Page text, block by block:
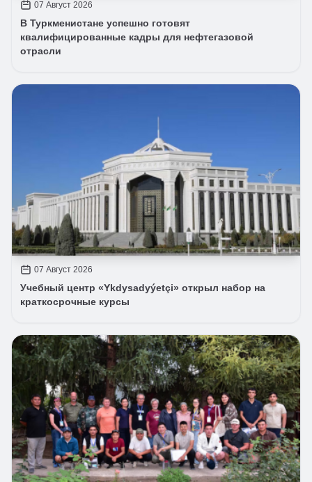
07 Август 2026
В Туркменистане успешно готовят
квалифицированные кадры для нефтегазовой
отрасли
07 Август 2026
Учебный центр «Ykdysadyýetçi» открыл набор на
краткосрочные курсы